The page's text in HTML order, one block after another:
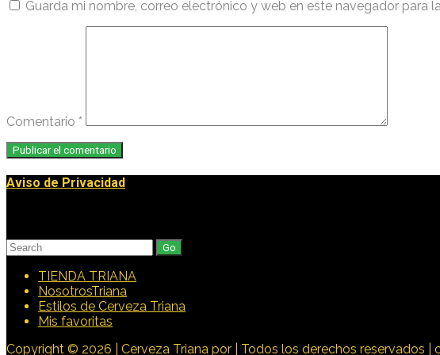
Guarda mi nombre, correo electrónico y web en este navegador para
Comentario *
Aviso de Privacidad
Search
for:
TIENDA TRIANA
NosotrosTriana
Estilos de Cerveza Triana
Mis favoritas
Copyright © 2026 | Cerveza Triana por | Todos los derechos reservados